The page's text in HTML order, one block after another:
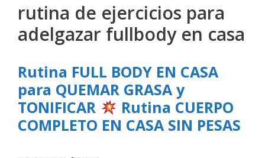
rutina de ejercicios para
adelgazar fullbody en casa
Rutina FULL BODY EN CASA
para QUEMAR GRASA y
TONIFICAR
Rutina CUERPO
COMPLETO EN CASA SIN PESAS